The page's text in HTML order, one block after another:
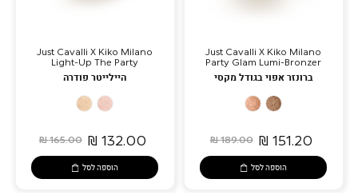
Just Cavalli X Kiko Milano
Party Glam Lumi-Bronzer
ברונזר אפוי בגודל מקסי
03
Roar
02
Toffee
151.20 ₪
189.00 ₪
הוספה לסל
Just Cavalli X Kiko Milano
Light-Up The Party
היילייטר פודרה
02
Glow
01
Spark
132.00 ₪
165.00 ₪
הוספה לסל